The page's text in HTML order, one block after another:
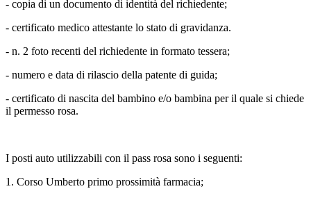
- copia di un documento di identità del richiedente;
- certificato medico attestante lo stato di gravidanza.
- n. 2 foto recenti del richiedente in formato tessera;
- numero e data di rilascio della patente di guida;
- certificato di nascita del bambino e/o bambina per il quale si chiede
il permesso rosa.
I posti auto utilizzabili con il pass rosa sono i seguenti:
1. Corso Umberto primo prossimità farmacia;